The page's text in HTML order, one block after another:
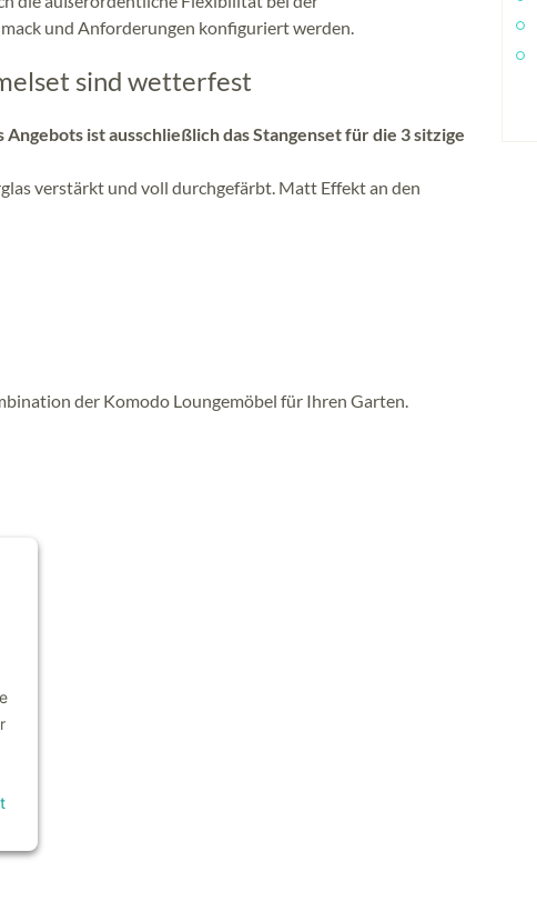
und Anforderungen konfiguriert werden.
sind wetterfest
Angebots ist ausschließlich das Stangenset für die 3 sitzige
verstärkt und voll durchgefärbt. Matt Effekt an den
der Komodo Loungemöbel für Ihren Garten.